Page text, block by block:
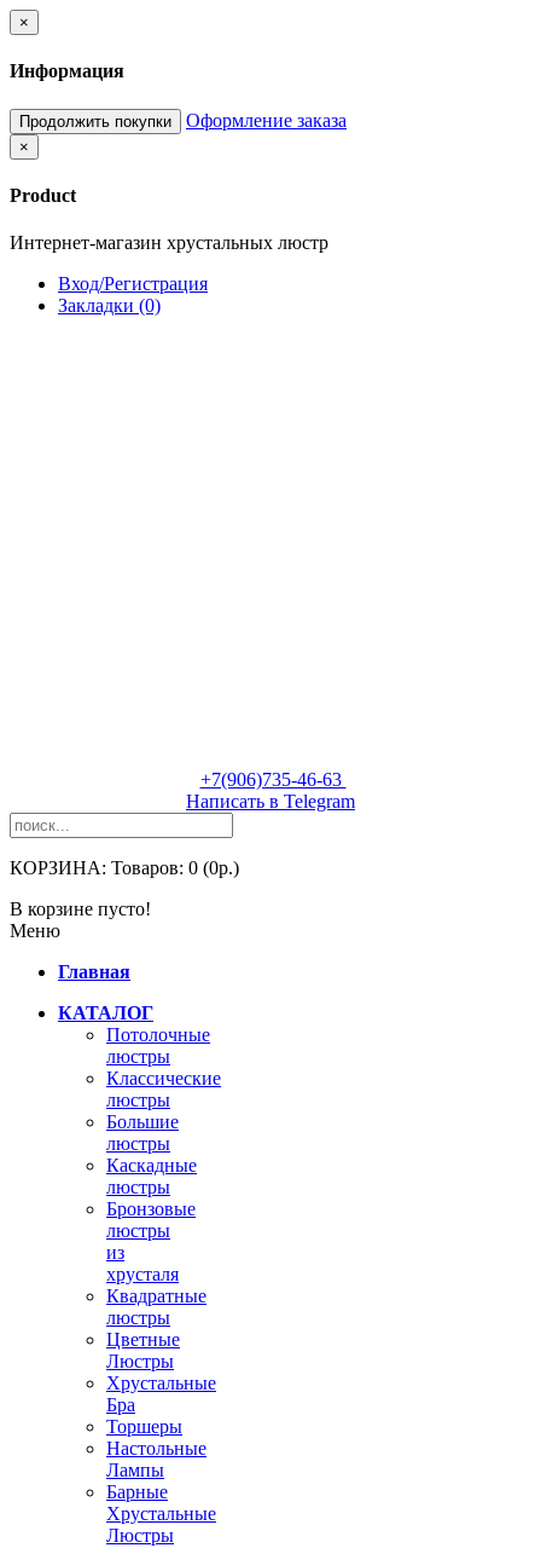
×
Информация
Продолжить покупки Оформление заказа
×
Product
Интернет-магазин хрустальных люстр
Вход/Регистрация
Закладки (0)
+7(906)735-46-63
Написать в Telegram
КОРЗИНА: Товаров: 0 (0р.)
В корзине пусто!
Меню
Главная
КАТАЛОГ
Потолочные
люстры
Классические
люстры
Большие
люстры
Каскадные
люстры
Бронзовые
люстры
из
хрусталя
Квадратные
люстры
Цветные
Люстры
Хрустальные
Бра
Торшеры
Настольные
Лампы
Барные
Хрустальные
Люстры